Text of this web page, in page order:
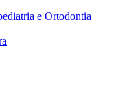
e Ortodontia